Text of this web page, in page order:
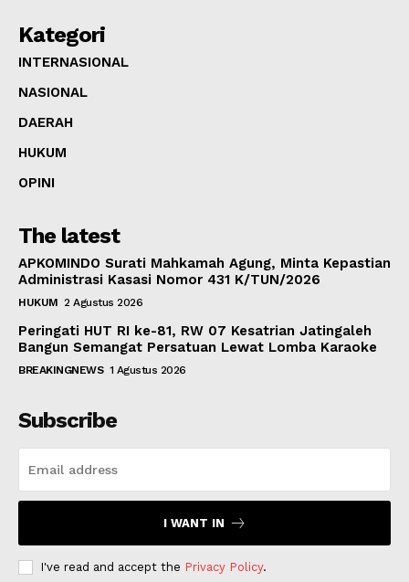
Kategori
INTERNASIONAL
NASIONAL
DAERAH
HUKUM
OPINI
The latest
APKOMINDO Surati Mahkamah Agung, Minta Kepastian
Administrasi Kasasi Nomor 431 K/TUN/2026
HUKUM 2 Agustus 2026
Peringati HUT RI ke-81, RW 07 Kesatrian Jatingaleh
Bangun Semangat Persatuan Lewat Lomba Karaoke
BREAKINGNEWS 1 Agustus 2026
Subscribe
I WANT IN
I've read and accept the Privacy Policy.